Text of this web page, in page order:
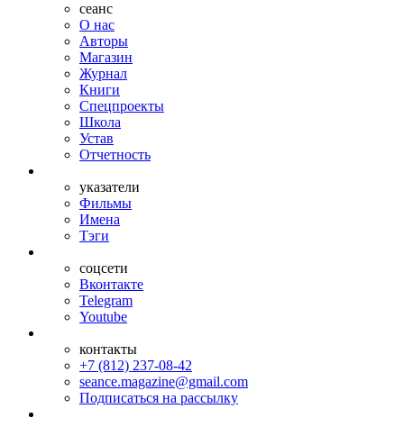
сеанс
О нас
Авторы
Магазин
Журнал
Книги
Спецпроекты
Школа
Устав
Отчетность
указатели
Фильмы
Имена
Тэги
соцсети
Вконтакте
Telegram
Youtube
контакты
+7 (812) 237-08-42
seance.magazine@gmail.com
Подписаться на рассылку